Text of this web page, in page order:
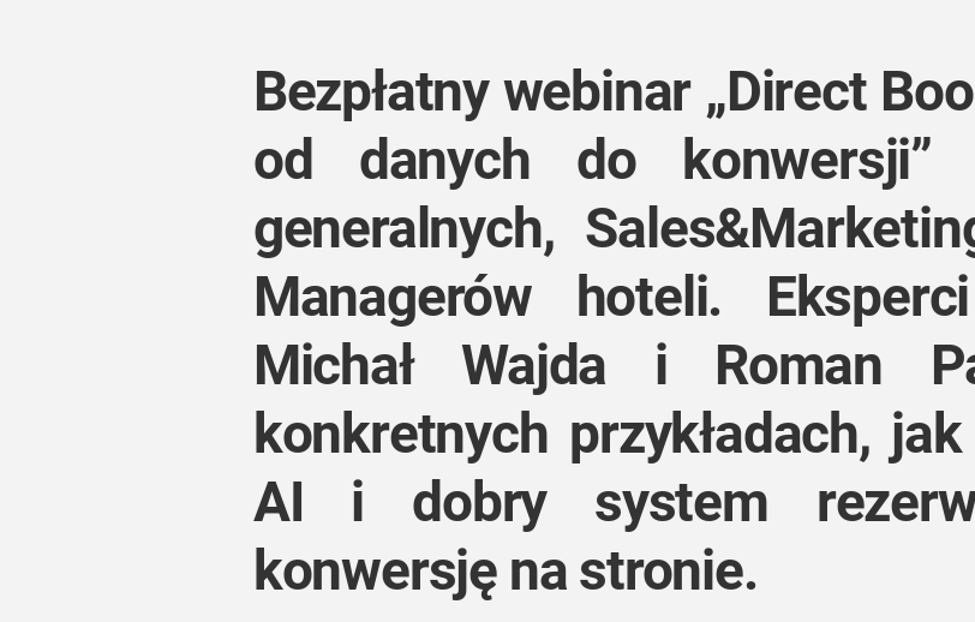
Bezpłatny webinar „Direct
od danych do konwersji”
generalnych,
Managerów hoteli.
Michał Wajda i Roman
konkretnych przykładach,
AI i dobry system
konwersję na stronie.